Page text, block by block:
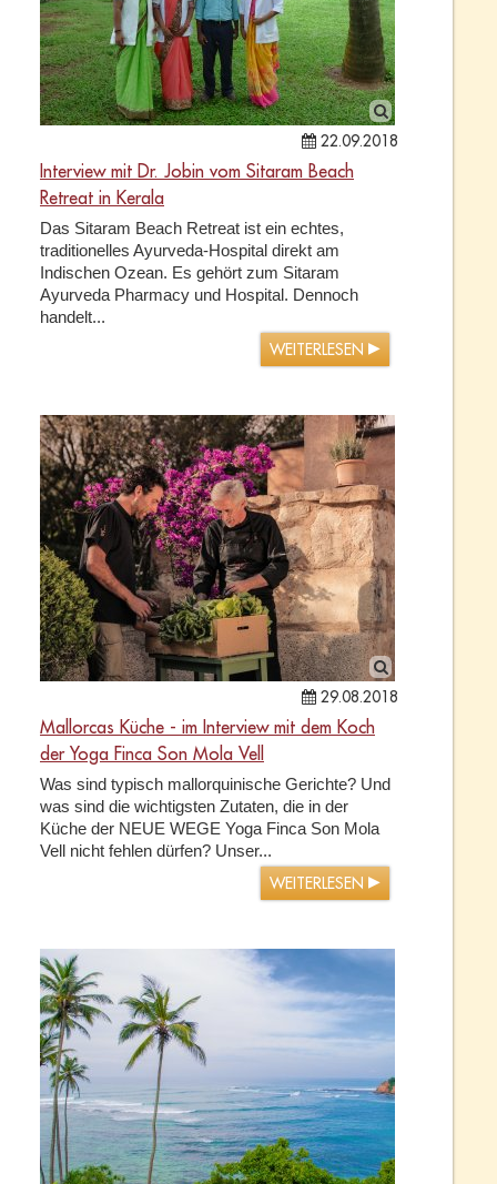
22.09.2018
Interview mit Dr. Jobin vom Sitaram Beach
Retreat in Kerala
Das Sitaram Beach Retreat ist ein echtes,
traditionelles Ayurveda-Hospital direkt am
Indischen Ozean. Es gehört zum Sitaram
Ayurveda Pharmacy und Hospital. Dennoch
handelt...
WEITERLESEN
29.08.2018
Mallorcas Küche - im Interview mit dem Koch
der Yoga Finca Son Mola Vell
Was sind typisch mallorquinische Gerichte? Und
was sind die wichtigsten Zutaten, die in der
Küche der NEUE WEGE Yoga Finca Son Mola
Vell nicht fehlen dürfen? Unser...
WEITERLESEN